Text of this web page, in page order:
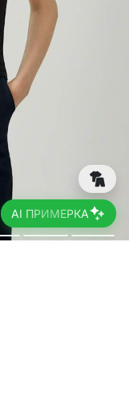
AI ПРИМЕРКА